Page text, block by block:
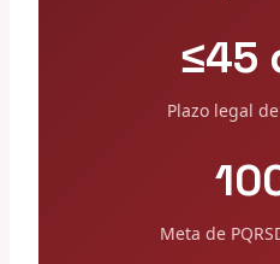
≤45
Plazo legal
Meta de